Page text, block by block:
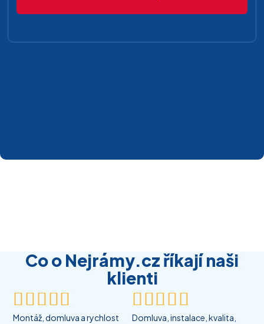
Co o Nejrámy.cz říkají naši
klienti

Montáž, domluva a rychlost

Domluva, instalace, kvalita,